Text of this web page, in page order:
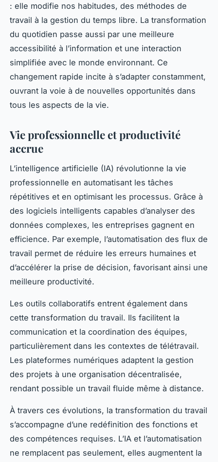
: elle modifie nos habitudes, des méthodes de
travail à la gestion du temps libre. La transformation
du quotidien passe aussi par une meilleure
accessibilité à l’information et une interaction
simplifiée avec le monde environnant. Ce
changement rapide incite à s’adapter constamment,
ouvrant la voie à de nouvelles opportunités dans
tous les aspects de la vie.
Vie professionnelle et productivité
accrue
L’intelligence artificielle (IA) révolutionne la vie
professionnelle en automatisant les tâches
répétitives et en optimisant les processus. Grâce à
des logiciels intelligents capables d’analyser des
données complexes, les entreprises gagnent en
efficience. Par exemple, l’automatisation des flux de
travail permet de réduire les erreurs humaines et
d’accélérer la prise de décision, favorisant ainsi une
meilleure productivité.
Les outils collaboratifs entrent également dans
cette transformation du travail. Ils facilitent la
communication et la coordination des équipes,
particulièrement dans les contextes de télétravail.
Les plateformes numériques adaptent la gestion
des projets à une organisation décentralisée,
rendant possible un travail fluide même à distance.
À travers ces évolutions, la transformation du travail
s’accompagne d’une redéfinition des fonctions et
des compétences requises. L’IA et l’automatisation
ne remplacent pas seulement, elles augmentent la